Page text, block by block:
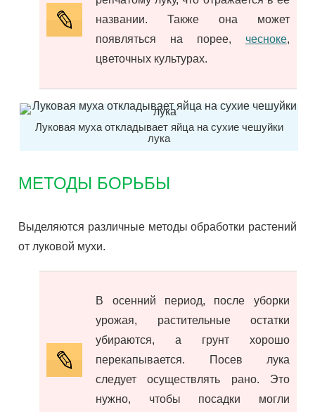
названии. Также она может
появляться на порее, чесноке,
цветочных культурах.
Луковая муха откладывает яйца на сухие чешуйки
лука
МЕТОДЫ БОРЬБЫ
Выделяются различные методы обработки растений
от луковой мухи.
В осенний период, после уборки
урожая, растительные остатки
убираются, а грунт хорошо
перекапывается. Посев лука
следует осуществлять рано. Это
нужно, чтобы посадки могли